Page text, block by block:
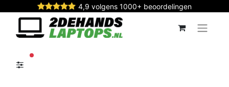
4,9 volgens 1000+ beoordelingen
actieve filters